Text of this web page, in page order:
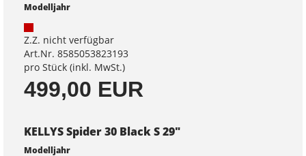
Modelljahr
Z.Z. nicht verfügbar
Art.Nr. 8585053823193
pro Stück (inkl. MwSt.)
499,00 EUR
KELLYS Spider 30 Black S 29"
Modelljahr